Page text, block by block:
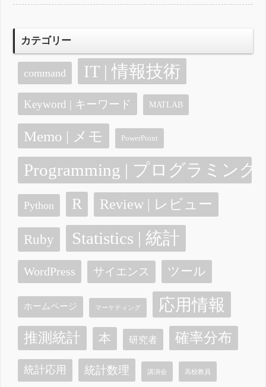
カテゴリー
command IT | 情報技術
Keyword | キーワード MATLAB
Memo | メモ PowerPoint
Programming | プログラミング
Python R Review | レビュー
Ruby Statistics | 統計
WordPress サイエンス ツール
ホームページ マーケティング 応用情報
推測統計 本 研究者 確率分布
統計応用 統計数理 講演会 高校教員